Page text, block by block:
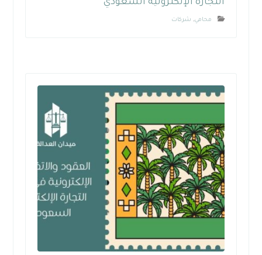
التجارة الإلكترونية السعودي
محامي, شركات